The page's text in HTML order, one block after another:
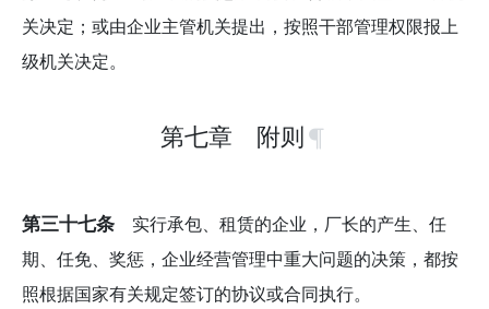
关决定；或由企业主管机关提出，按照干部管理权限报上
级机关决定。
第七章 附则
第三十七条 实行承包、租赁的企业，厂长的产生、任
期、任免、奖惩，企业经营管理中重大问题的决策，都按
照根据国家有关规定签订的协议或合同执行。